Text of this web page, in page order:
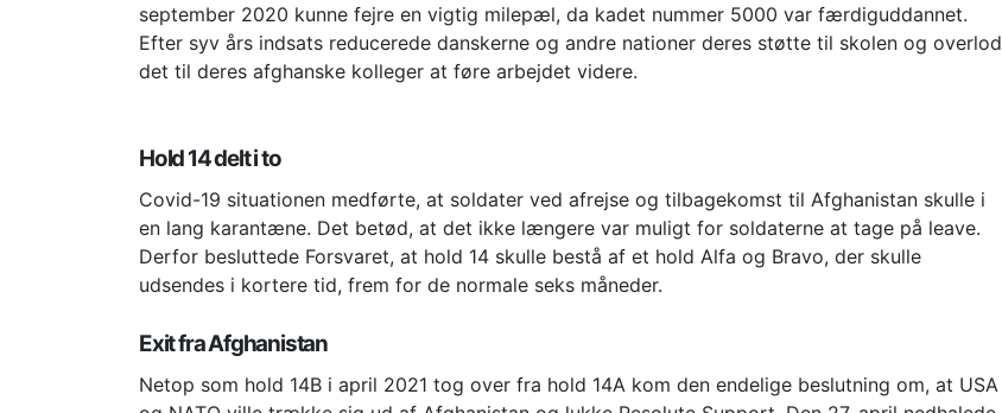
september 2020 kunne fejre en vigtig milepæl, da kadet nummer 5000 var færdiguddannet.
Efter syv års indsats reducerede danskerne og andre nationer deres støtte til skolen og overlod
det til deres afghanske kolleger at føre arbejdet videre.
Hold 14 delt i to
Covid-19 situationen medførte, at soldater ved afrejse og tilbagekomst til Afghanistan skulle i
en lang karantæne. Det betød, at det ikke længere var muligt for soldaterne at tage på leave.
Derfor besluttede Forsvaret, at hold 14 skulle bestå af et hold Alfa og Bravo, der skulle
udsendes i kortere tid, frem for de normale seks måneder.
Exit fra Afghanistan
Netop som hold 14B i april 2021 tog over fra hold 14A kom den endelige beslutning om, at USA